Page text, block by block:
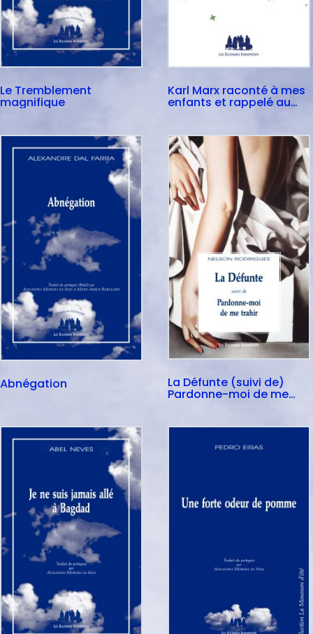
Le Tremblement
magnifique
Karl Marx raconté à mes
enfants et rappelé au
Abnégation La Défunte (suivi de)
Pardonne-moi de me